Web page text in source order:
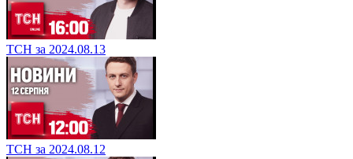
ТСН за 2024.08.13
ТСН за 2024.08.12